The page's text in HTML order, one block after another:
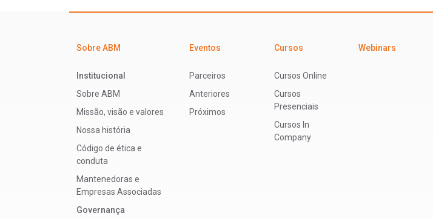
Sobre ABM
Institucional
Sobre ABM
Missão, visão e valores
Nossa história
Código de ética e
conduta
Mantenedoras e
Empresas Associadas
Governança
Eventos
Parceiros
Anteriores
Próximos
Cursos
Cursos Online
Cursos
Presenciais
Cursos In
Company
Webinars